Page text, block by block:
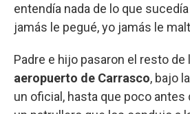
entendía nada de lo que sucedía
jamás le pegué, yo jamás le
Padre e hijo pasaron el resto de
aeropuerto de Carrasco, bajo
un oficial, hasta que poco antes